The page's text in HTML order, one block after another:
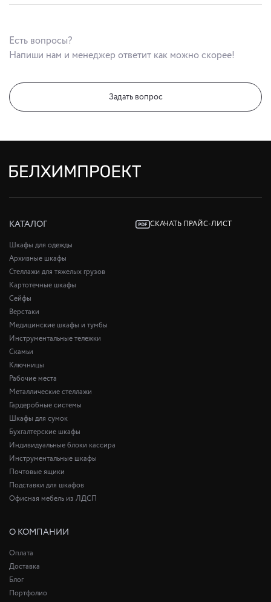
Есть вопросы?
Напиши нам и менеджер ответит как можно скорее!
Задать вопрос
КАТАЛОГ СКАЧАТЬ ПРАЙС-ЛИСТ
Шкафы для одежды
Архивные шкафы
Стеллажи для тяжелых грузов
Картотечные шкафы
Сейфы
Верстаки
Медицинские шкафы и тумбы
Инструментальные тележки
Скамьи
Ключницы
Рабочие места
Металлические стеллажи
Гардеробные системы
Шкафы для сумок
Бухгалтерские шкафы
Индивидуальные блоки кассира
Инструментальные шкафы
Почтовые ящики
Подставки для шкафов
Офисная мебель из ЛДСП
О КОМПАНИИ
Оплата
Доставка
Блог
Портфолио